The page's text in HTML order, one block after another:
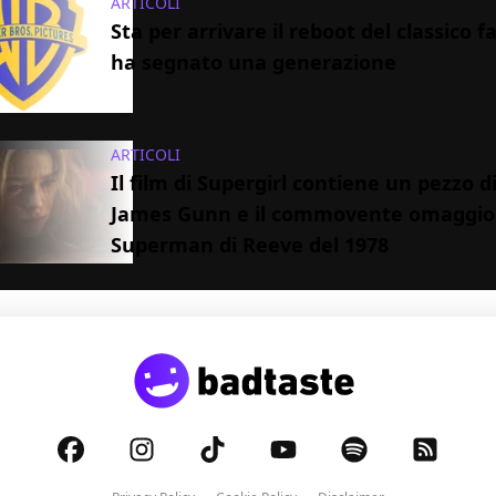
Sta per arrivare il reboot del classico
ha segnato una generazione
ARTICOLI
Il film di Supergirl contiene un pezzo di
James Gunn e il commovente omaggio
Superman di Reeve del 1978